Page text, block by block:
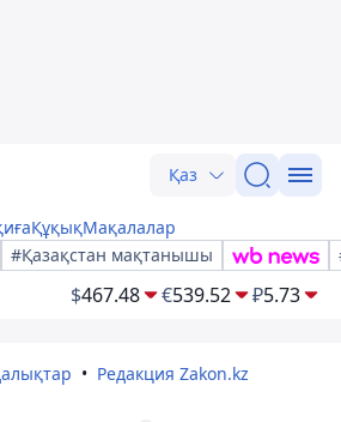
Қаз
ҚұқықМақалалар
#Қазақстан мақтанышы
$467.48 €539.52 ₽5.73
Редакция Zakon.kz